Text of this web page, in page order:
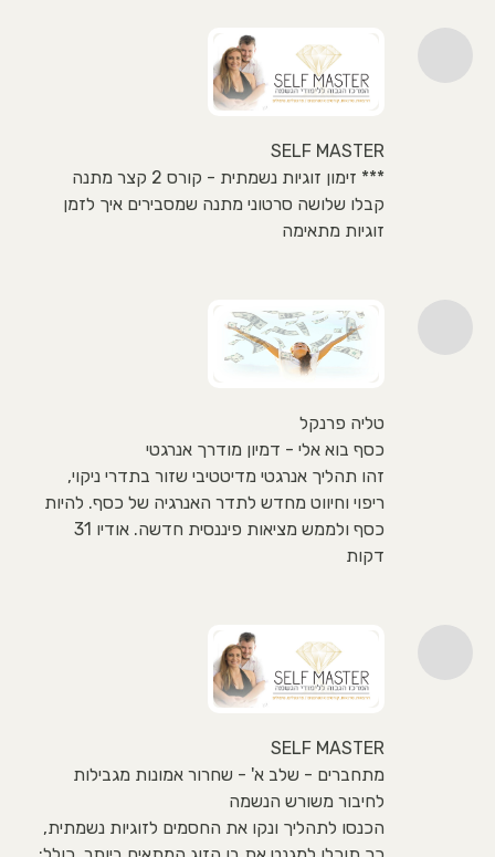
SELF MASTER
*** זימון זוגיות נשמתית - קורס 2 קצר מתנה
קבלו שלושה סרטוני מתנה שמסבירים איך לזמן
זוגיות מתאימה
טליה פרנקל
כסף בוא אלי - דמיון מודרך אנרגטי
זהו תהליך אנרגטי מדיטטיבי שזור בתדרי ניקוי,
ריפוי וחיווט מחדש לתדר האנרגיה של כסף. להיות
כסף ולממש מציאות פיננסית חדשה. אודיו 31
דקות
SELF MASTER
מתחברים - שלב א' - שחרור אמונות מגבילות
לחיבור משורש הנשמה
הכנסו לתהליך ונקו את החסמים לזוגיות נשמתית,